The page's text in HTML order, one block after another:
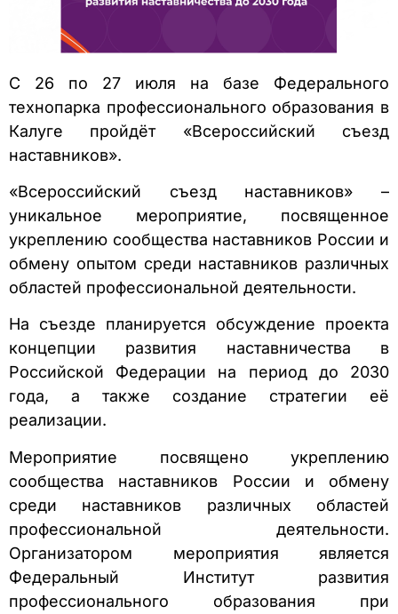
С 26 по 27 июля на базе Федерального
технопарка профессионального образования в
Калуге пройдёт «Всероссийский съезд
наставников».
«Всероссийский съезд наставников» –
уникальное мероприятие, посвященное
укреплению сообщества наставников России и
обмену опытом среди наставников различных
областей профессиональной деятельности.
На съезде планируется обсуждение проекта
концепции развития наставничества в
Российской Федерации на период до 2030
года, а также создание стратегии её
реализации.
Мероприятие посвящено укреплению
сообщества наставников России и обмену
среди наставников различных областей
профессиональной деятельности.
Организатором мероприятия является
Федеральный Институт развития
профессионального образования при